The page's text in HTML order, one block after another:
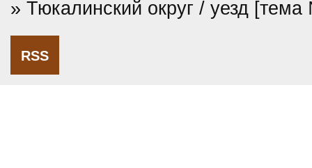
» Тюкалинский округ / уезд
RSS